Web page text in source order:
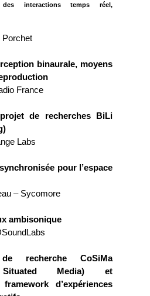
des interactions temps réel,
Porchet
binaurale, moyens
France
de recherches BiLi
Labs
pour l’espace
– Sycomore
ambisonique
recherche CoSiMa
Situated Media) et
d’expériences